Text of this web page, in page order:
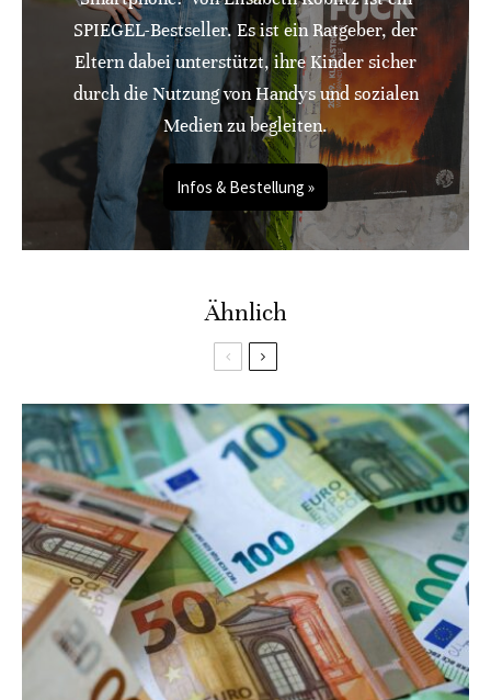
SPIEGEL-Bestseller. Es ist ein Ratgeber, der
Eltern dabei unterstützt, ihre Kinder sicher
durch die Nutzung von Handys und sozialen
Medien zu begleiten.
Infos & Bestellung »
Ähnlich